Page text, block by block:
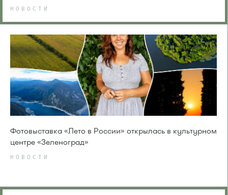
НОВОСТИ
Фотовыставка «Лето в России» открылась в культурном
центре «Зеленоград»
НОВОСТИ